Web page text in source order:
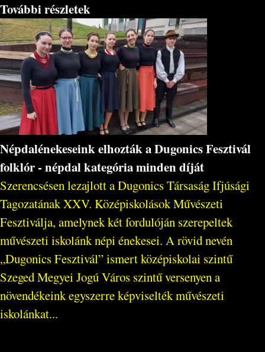
További részletek
Népdalénekeseink elhozták a Dugonics Fesztivál
folklór - népdal kategória minden díját
Szerencsésen lezajlott a Dugonics Társaság Ifjúsági
Tagozatának XXV. Középiskolások Művészeti
Fesztiválja, amelynek két fordulóján szerepeltek
művészeti iskolánk népi énekesei. A rövid nevén
„Dugonics Fesztivál” ismert középiskolai szintű
Szeged Megyei Jogú Város szintű versenyen a
növendékeink egyszerre képviselték művészeti
iskolánkat...